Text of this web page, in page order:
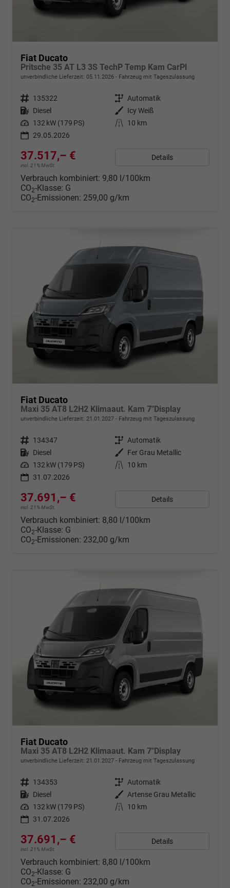
Fiat Ducato
Pritsche 35 AT L3 3S TechP Temp Kam CarPl
unverbindliche Lieferzeit: 05.11.2026 Fahrzeug mit Tageszulassung
Fahrzeugnr. 135322 Getriebe Automatik
Kraftstoff Diesel Außenfarbe Icy Weiß
Leistung 132 kW (179 PS) Kilometerstand
10 km
29.05.2026
37.517,– €
incl. 21% MwSt.
Details
Verbrauch kombiniert: 9,80 l/100km
CO2-Klasse: G
CO2-Emissionen: 259,00 g/km
Fiat Ducato
Maxi 35 AT8 L2H2 Klimaaut. Kam 7"Display
unverbindliche Lieferzeit: 21.01.2027 Fahrzeug mit Tageszulassung
Fahrzeugnr. 134347 Getriebe Automatik
Kraftstoff Diesel Außenfarbe Fer Grau Metallic
Leistung 132 kW (179 PS) Kilometerstand
10 km
31.07.2026
37.691,– €
incl. 21% MwSt.
Details
Verbrauch kombiniert: 8,80 l/100km
CO2-Klasse: G
CO2-Emissionen: 232,00 g/km
Fiat Ducato
Maxi 35 AT8 L2H2 Klimaaut. Kam 7"Display
unverbindliche Lieferzeit: 21.01.2027 Fahrzeug mit Tageszulassung
Fahrzeugnr. 134353 Getriebe Automatik
Kraftstoff Diesel Außenfarbe Artense Grau Metallic
Leistung 132 kW (179 PS) Kilometerstand
10 km
31.07.2026
37.691,– €
incl. 21% MwSt.
Details
Verbrauch kombiniert: 8,80 l/100km
CO2-Klasse: G
CO2-Emissionen: 232,00 g/km